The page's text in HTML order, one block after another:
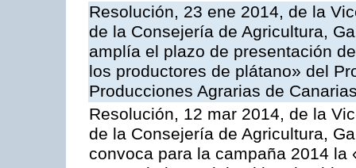
Resolución, 23 ene 2014, de la
de la Consejería de Agricultura,
amplía el plazo de presentación
los productores de plátano» del
Producciones Agrarias de
Resolución, 12 mar 2014, de la
de la Consejería de Agricultura,
convoca para la campaña 2014 la